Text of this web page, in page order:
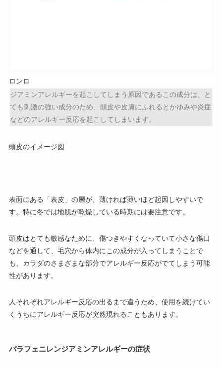
ロンロ
ジアミンアレルギーを起こしてしまう原因であるこの成分は、と
ても刺激の強い成分のため、頭皮や皮膚にふれるとかゆみや炎症
などのアレルギー反応を起こしてしまいます。
頭皮のイメージ図
表面にある「表皮」の層が、薄ければ薄いほど起因しやすいで
す。特に冬では地肌が乾燥している時期には要注意です。
頭皮はとても敏感なために、傷つきやすくなっていて小さな傷口
などを通して、毛穴から体内にこの成分が入ってしまうことで
も、カラダのさまざまな部分でアレルギー反応がでてしまう可能
性があります。
人それぞれアレルギー反応の出るまで違うため、使用を続けてい
くうちにアレルギー反応が突然現れることもあります。
パラフェニレンジアミンアレルギーの症状